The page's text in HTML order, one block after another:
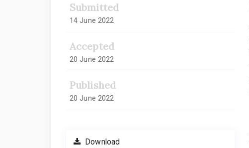
Submitted
14 June 2022
Accepted
20 June 2022
Published
20 June 2022
Download